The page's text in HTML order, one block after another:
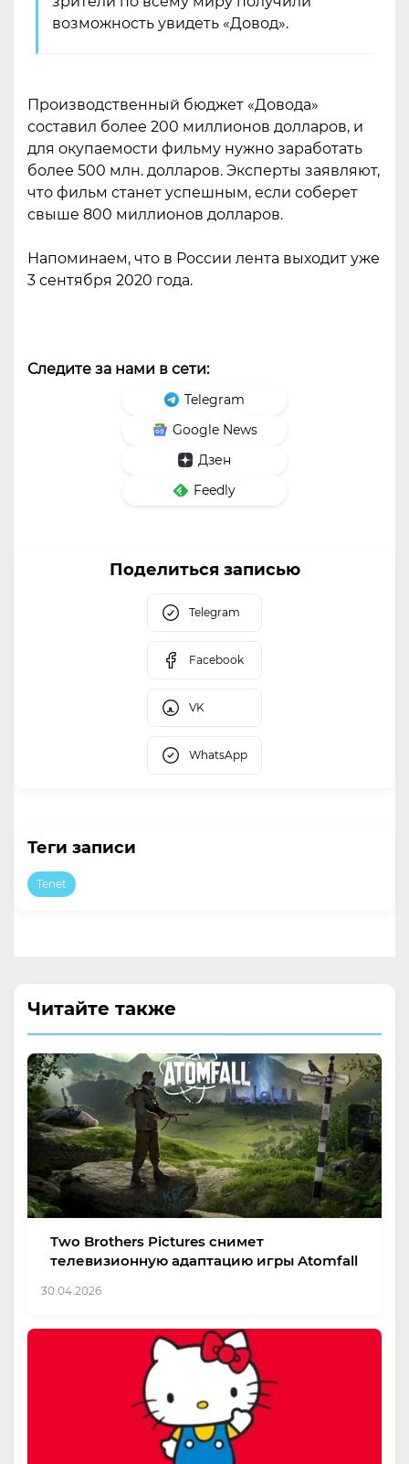
возможность увидеть «Довод».
Производственный бюджет «Довода»
составил более 200 миллионов долларов, и
для окупаемости фильму нужно заработать
более 500 млн. долларов. Эксперты заявляют,
что фильм станет успешным, если соберет
свыше 800 миллионов долларов.
Напоминаем, что в России лента выходит уже
3 сентября 2020 года.
Следите за нами в сети:
Telegram
Google News
Дзен
Feedly
Поделиться записью
Telegram
Facebook
VK
WhatsApp
Теги записи
Tenet
Читайте также
Two Brothers Pictures снимет
телевизионную адаптацию игры Atomfall
30.04.2026